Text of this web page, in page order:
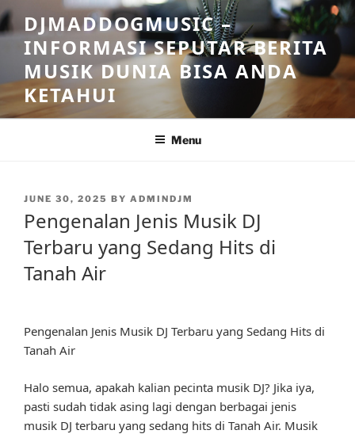
Skip
to
content
DJMADDOGMUSIC –
INFORMASI SEPUTAR BERITA
MUSIK DUNIA BISA ANDA
KETAHUI
Menu
POSTED
JUNE 30, 2025 BY ADMINDJM
Pengenalan Jenis Musik DJ
Terbaru yang Sedang Hits di
Tanah Air
Pengenalan Jenis Musik DJ Terbaru yang Sedang Hits di
Tanah Air
Halo semua, apakah kalian pecinta musik DJ? Jika iya,
pasti sudah tidak asing lagi dengan berbagai jenis
musik DJ terbaru yang sedang hits di Tanah Air. Musik